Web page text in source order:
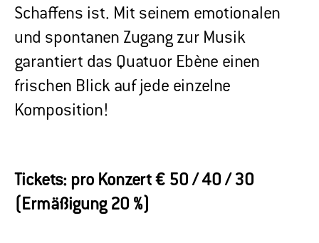
Schaffens ist. Mit seinem emotionalen
und spontanen Zugang zur Musik
garantiert das Quatuor Ebène einen
frischen Blick auf jede einzelne
Komposition!
Tickets: pro Konzert € 50 / 40 / 30
(Ermäßigung 20 %)